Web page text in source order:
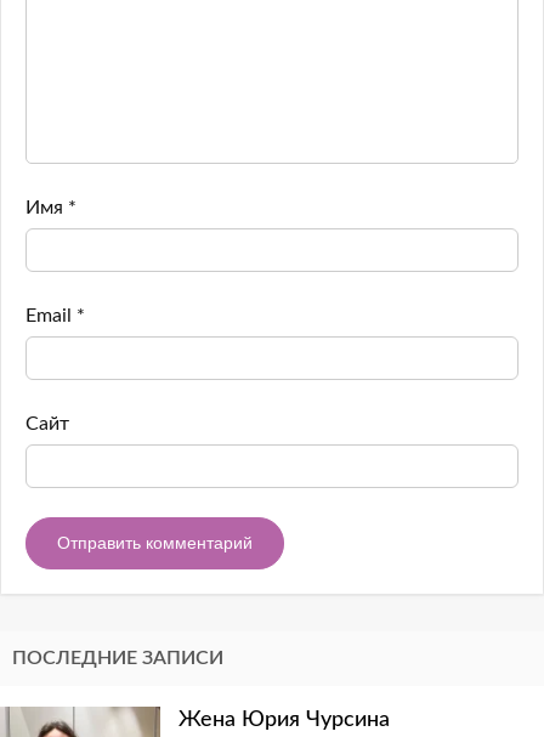
Имя *
Email *
Сайт
ПОСЛЕДНИЕ ЗАПИСИ
Жена Юрия Чурсина